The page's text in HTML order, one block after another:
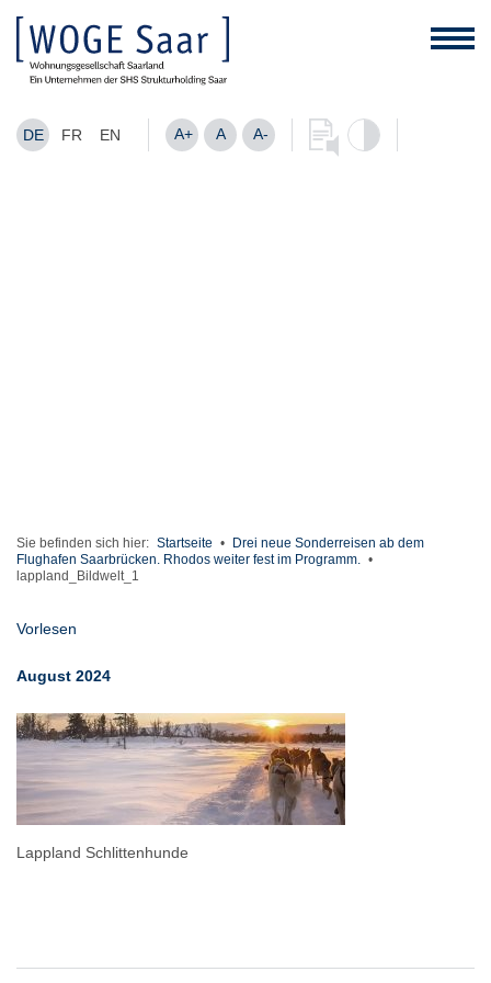
DE FR EN A+ A A-
Sie befinden sich hier: Startseite •
Drei neue Sonderreisen ab dem
Flughafen Saarbrücken. Rhodos weiter fest im Programm. •
lappland_Bildwelt_1
Vorlesen
August 2024
Lappland Schlittenhunde